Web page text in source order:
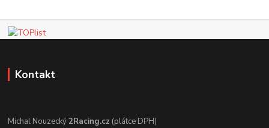
Kontakt
Michal Nouzecký2Racing.cz (plátce DPH)